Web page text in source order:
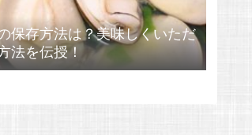
保存方法は？美味しくいただ
法を伝授！